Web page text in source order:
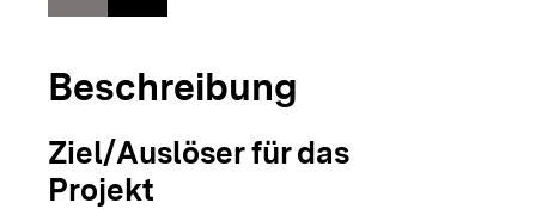
Beschreibung
Ziel/Auslöser für das
Projekt